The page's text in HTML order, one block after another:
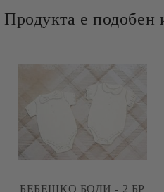
БЕБЕШКО БОДИ - 2 БР